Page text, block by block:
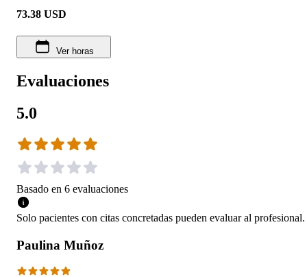
73.38 USD
Ver horas
Evaluaciones
5.0
Basado en 6 evaluaciones
Solo pacientes con citas concretadas pueden evaluar al profesional.
Paulina Muñoz